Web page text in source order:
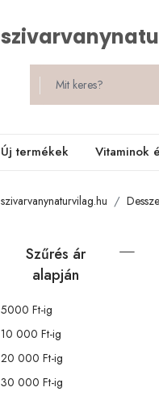
Új termékek Vitaminok
szivarvanynaturvilag.hu
Szűrés ár
alapján
5000 Ft-ig
10 000 Ft-ig
20 000 Ft-ig
30 000 Ft-ig